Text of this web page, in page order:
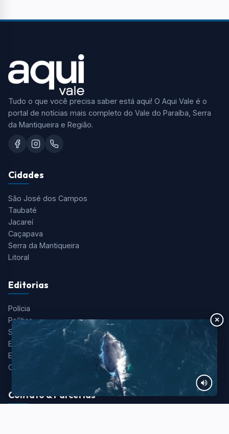
Tudo o que você precisa saber está aqui! O Aqui Vale é o
portal de notícias mais completo do Vale do Paraíba, Serra
da Mantiqueira e Região.
Cidades
São José dos Campos
Taubaté
Jacareí
Caçapava
Serra da Mantiqueira
Litoral
Editorias
Polícia
Política
Saúde
Esportes
Entretenimento
Colunistas
Contato & Parcerias
×